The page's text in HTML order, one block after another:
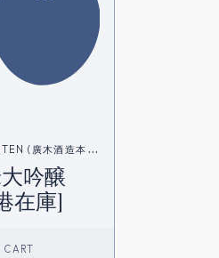
(廣木酒造本
吟醸
在庫]